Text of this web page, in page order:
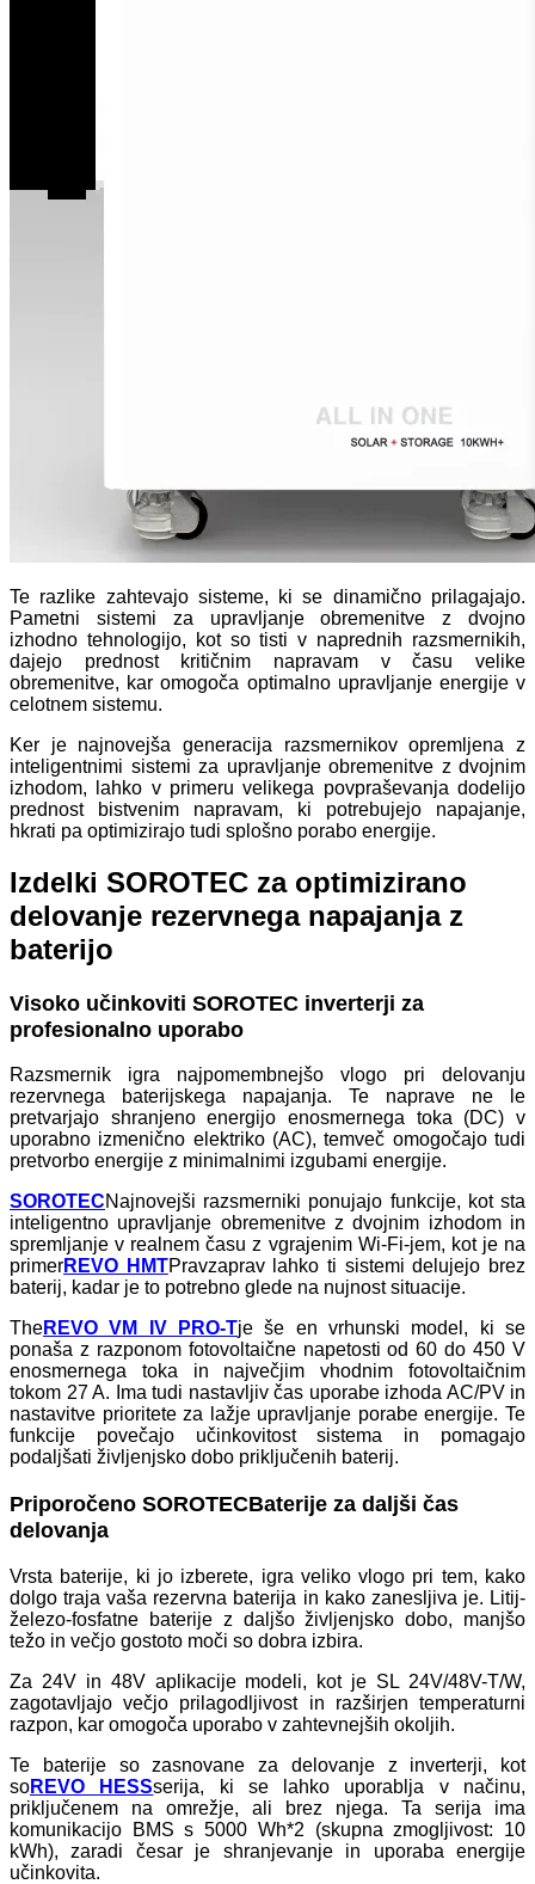
Te razlike zahtevajo sisteme, ki se dinamično prilagajajo.
Pametni sistemi za upravljanje obremenitve z dvojno
izhodno tehnologijo, kot so tisti v naprednih razsmernikih,
dajejo prednost kritičnim napravam v času velike
obremenitve, kar omogoča optimalno upravljanje energije v
celotnem sistemu.
Ker je najnovejša generacija razsmernikov opremljena z
inteligentnimi sistemi za upravljanje obremenitve z dvojnim
izhodom, lahko v primeru velikega povpraševanja dodelijo
prednost bistvenim napravam, ki potrebujejo napajanje,
hkrati pa optimizirajo tudi splošno porabo energije.
Izdelki SOROTEC za optimizirano
delovanje rezervnega napajanja z
baterijo
Visoko učinkoviti SOROTEC inverterji za
profesionalno uporabo
Razsmernik igra najpomembnejšo vlogo pri delovanju
rezervnega baterijskega napajanja. Te naprave ne le
pretvarjajo shranjeno energijo enosmernega toka (DC) v
uporabno izmenično elektriko (AC), temveč omogočajo tudi
pretvorbo energije z minimalnimi izgubami energije.
SOROTECNajnovejši razsmerniki ponujajo funkcije, kot sta
inteligentno upravljanje obremenitve z dvojnim izhodom in
spremljanje v realnem času z vgrajenim Wi-Fi-jem, kot je na
primerREVO HMTPravzaprav lahko ti sistemi delujejo brez
baterij, kadar je to potrebno glede na nujnost situacije.
TheREVO VM IV PRO-Tje še en vrhunski model, ki se
ponaša z razponom fotovoltaične napetosti od 60 do 450 V
enosmernega toka in največjim vhodnim fotovoltaičnim
tokom 27 A. Ima tudi nastavljiv čas uporabe izhoda AC/PV in
nastavitve prioritete za lažje upravljanje porabe energije. Te
funkcije povečajo učinkovitost sistema in pomagajo
podaljšati življenjsko dobo priključenih baterij.
Priporočeno SOROTECBaterije za daljši čas
delovanja
Vrsta baterije, ki jo izberete, igra veliko vlogo pri tem, kako
dolgo traja vaša rezervna baterija in kako zanesljiva je. Litij-
železo-fosfatne baterije z daljšo življenjsko dobo, manjšo
težo in večjo gostoto moči so dobra izbira.
Za 24V in 48V aplikacije modeli, kot je SL 24V/48V-T/W,
zagotavljajo večjo prilagodljivost in razširjen temperaturni
razpon, kar omogoča uporabo v zahtevnejših okoljih.
Te baterije so zasnovane za delovanje z inverterji, kot
soREVO HESSserija, ki se lahko uporablja v načinu,
priključenem na omrežje, ali brez njega. Ta serija ima
komunikacijo BMS s 5000 Wh*2 (skupna zmogljivost: 10
kWh), zaradi česar je shranjevanje in uporaba energije
učinkovita.